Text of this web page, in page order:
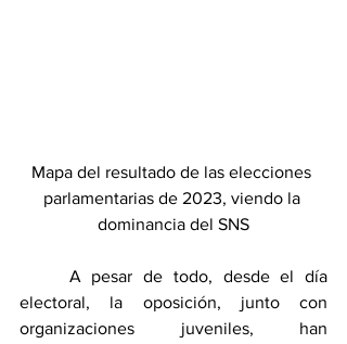
Mapa del resultado de las elecciones
parlamentarias de 2023, viendo la
dominancia del SNS
electoral, la oposición, junto con
organizaciones juveniles, han